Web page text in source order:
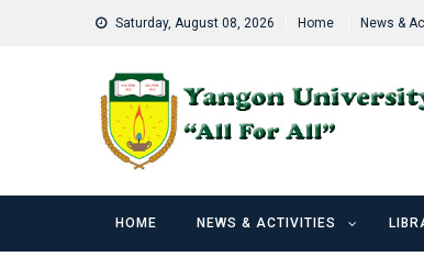
Saturday, August 08, 2026 Home News &
HOME NEWS & ACTIVITIES